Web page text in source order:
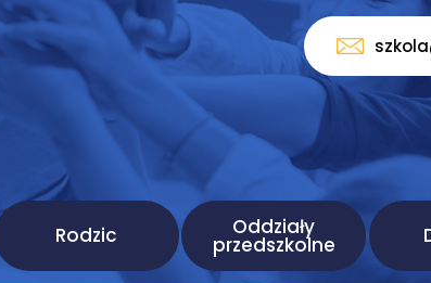
Rodzic Oddziały
przedszkolne